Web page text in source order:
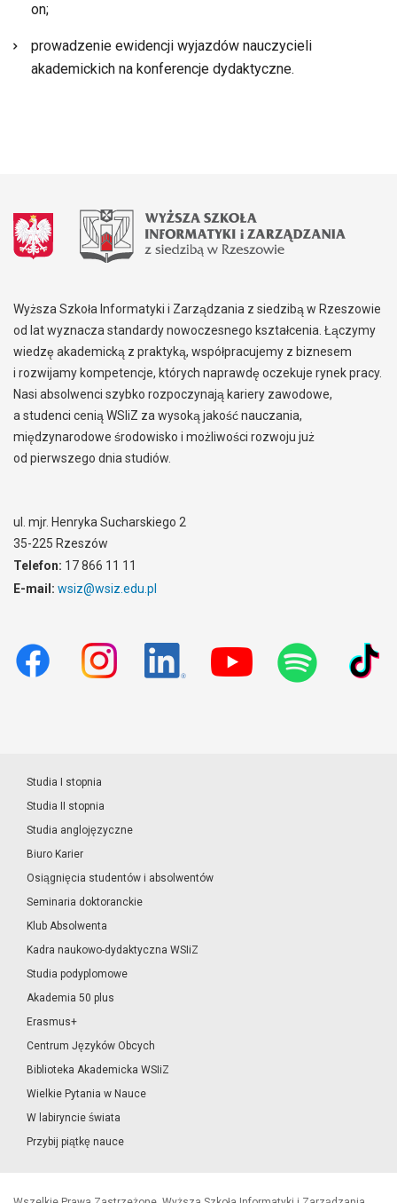
on;
prowadzenie ewidencji wyjazdów nauczycieli
akademickich na konferencje dydaktyczne.
Wyższa Szkoła Informatyki i Zarządzania z siedzibą w Rzeszowie
od lat wyznacza standardy nowoczesnego kształcenia. Łączymy
wiedzę akademicką z praktyką, współpracujemy z biznesem
i rozwijamy kompetencje, których naprawdę oczekuje rynek pracy.
Nasi absolwenci szybko rozpoczynają kariery zawodowe,
a studenci cenią WSIiZ za wysoką jakość nauczania,
międzynarodowe środowisko i możliwości rozwoju już
od pierwszego dnia studiów.
ul. mjr. Henryka Sucharskiego 2
35-225 Rzeszów
Telefon: 17 866 11 11
E-mail: wsiz@wsiz.edu.pl
Studia I stopnia
Studia II stopnia
Studia anglojęzyczne
Biuro Karier
Osiągnięcia studentów i absolwentów
Seminaria doktoranckie
Klub Absolwenta
Kadra naukowo-dydaktyczna WSIiZ
Studia podyplomowe
Akademia 50 plus
Erasmus+
Centrum Języków Obcych
Biblioteka Akademicka WSIiZ
Wielkie Pytania w Nauce
W labiryncie świata
Przybij piątkę nauce